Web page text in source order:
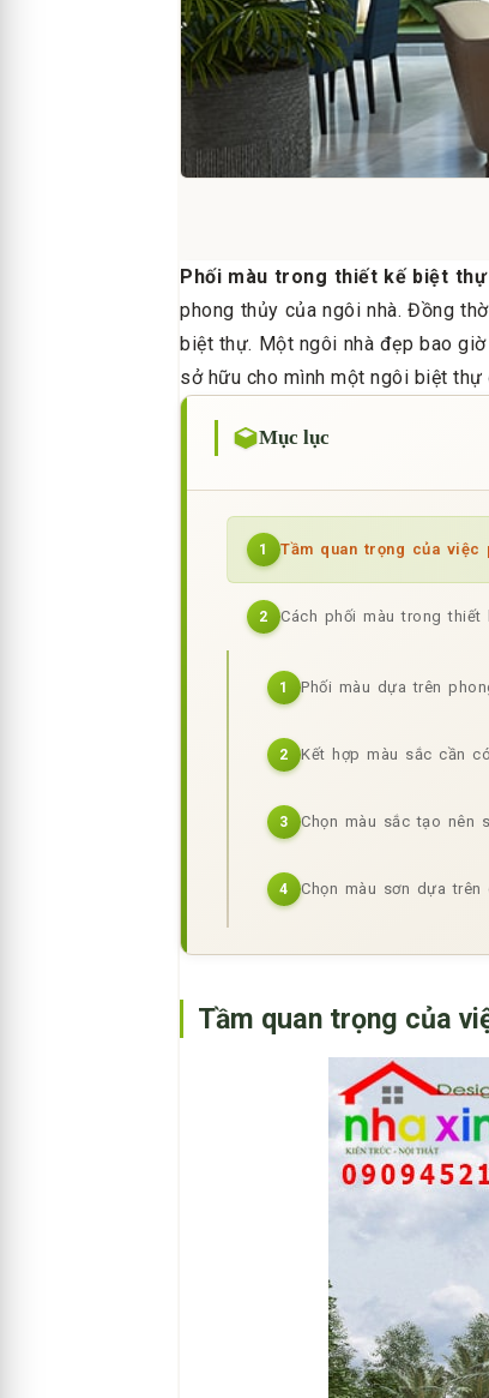
Phối màu trong thiết kế biệt thự
phong thủy của ngôi nhà. Đồng
biệt thự. Một ngôi nhà đẹp bao
sở hữu cho mình một ngôi biệt thự
Mục lục
1 Tầm quan trọng của
2 Cách phối màu trong
1 Phối màu dựa trên
2 Kết hợp màu sắc cần
3 Chọn màu sắc tạo nên
4 Chọn màu sơn dựa trên
Tầm quan trọng của